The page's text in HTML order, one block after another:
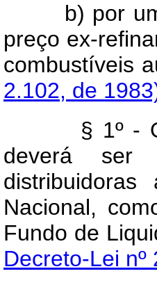
b) por
preço ex-
2.102, de
§ 1º - O
deverá ser
Nacional,
Fundo de
Decreto-Lei nº